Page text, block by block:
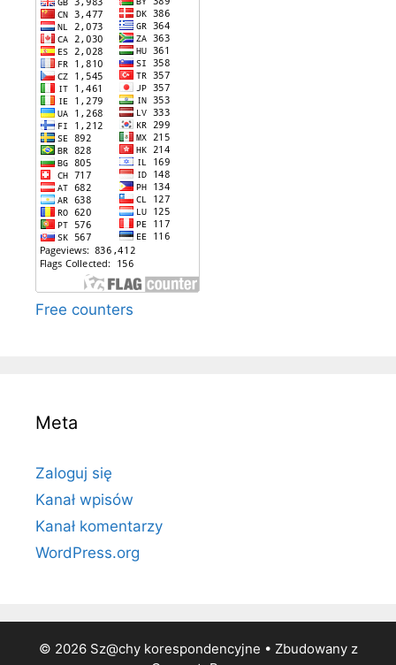
Free counters
Meta
Zaloguj się
Kanał wpisów
Kanał komentarzy
WordPress.org
© 2026 Sz@chy korespondencyjne • Zbudowany z